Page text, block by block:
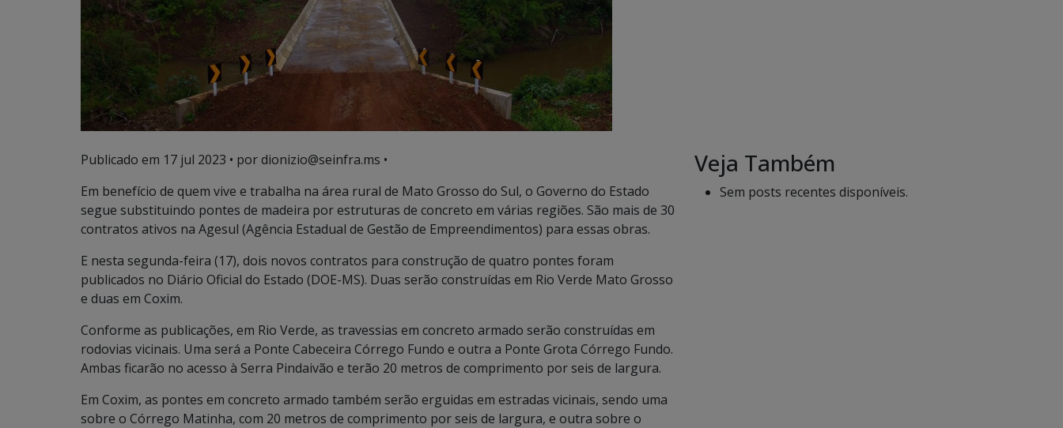
Publicado em 17 jul 2023 • por dionizio@seinfra.ms •
Em benefício de quem vive e trabalha na área rural de Mato Grosso do Sul, o Governo do Estado
segue substituindo pontes de madeira por estruturas de concreto em várias regiões. São mais de 30
contratos ativos na Agesul (Agência Estadual de Gestão de Empreendimentos) para essas obras.
E nesta segunda-feira (17), dois novos contratos para construção de quatro pontes foram
publicados no Diário Oficial do Estado (DOE-MS). Duas serão construídas em Rio Verde Mato Grosso
e duas em Coxim.
Conforme as publicações, em Rio Verde, as travessias em concreto armado serão construídas em
rodovias vicinais. Uma será a Ponte Cabeceira Córrego Fundo e outra a Ponte Grota Córrego Fundo.
Ambas ficarão no acesso à Serra Pindaivão e terão 20 metros de comprimento por seis de largura.
Em Coxim, as pontes em concreto armado também serão erguidas em estradas vicinais, sendo uma
sobre o Córrego Matinha, com 20 metros de comprimento por seis de largura, e outra sobre o
Veja Também
Sem posts recentes disponíveis.